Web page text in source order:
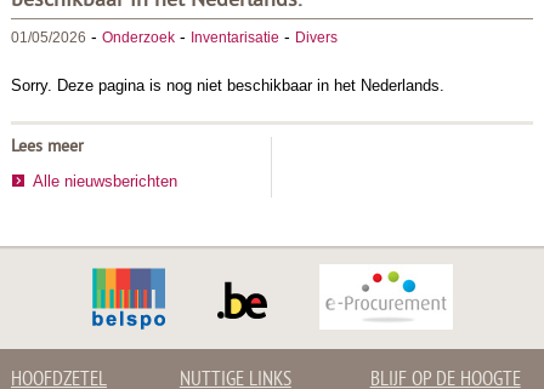
01/05/2026 - Onderzoek- Inventarisatie - Divers
Sorry. Deze pagina is nog niet beschikbaar in het Nederlands.
Lees meer
Alle nieuwsberichten
HOOFDZETEL NUTTIGE LINKS BLIJF OP DE HOOGTE